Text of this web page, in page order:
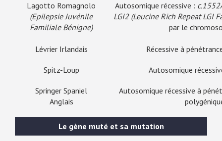
Lagotto Romagnolo
(Epilepsie Juvénile
Familiale Bénigne)
Autosomique récessive :
LGI2 (Leucine Rich Repeat LGI
par le
Lévrier Irlandais Récessive à
Spitz-Loup Autosomique
Springer Spaniel
Anglais
Autosomique récessive à
Le gène muté et sa mutation